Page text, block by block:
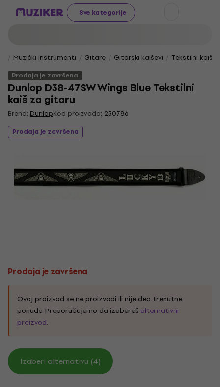
Sve kategorije
Muzički instrumenti Gitare Gitarski kaiševi
Tekstilni
Prodaja je završena
Dunlop D38-47SW Wings Blue Tekstilni
kaiš za gitaru
Brend: DunlopKod proizvoda: 230786
Prodaja je završena
Prodaja je završena
Ovaj proizvod se ne proizvodi ili nije deo trenutne
ponude. Preporučujemo da izabereš alternativni
proizvod.
Izaberi alternativu (4)